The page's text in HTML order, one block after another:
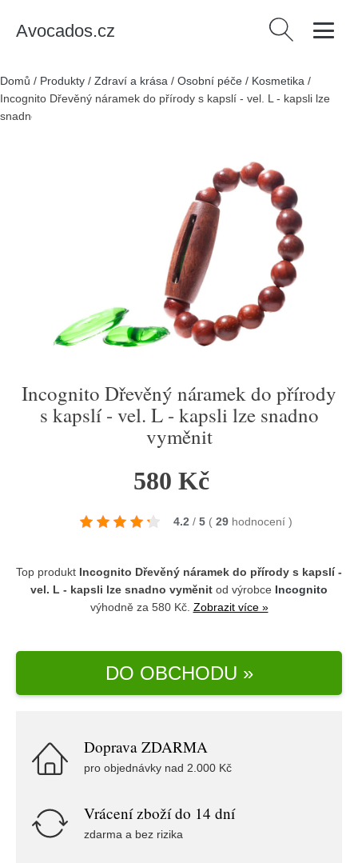
Avocados.cz Vyhledávání
Domů / Produkty / Zdraví a krása / Osobní péče / Kosmetika /
Incognito Dřevěný náramek do přírody s kapslí - vel. L - kapsli lze
snadno vyměnit
Incognito Dřevěný náramek do přírody
s kapslí - vel. L - kapsli lze snadno
vyměnit
580 Kč
4.2 / 5 ( 29 hodnocení )
Top produkt Incognito Dřevěný náramek do přírody s kapslí -
vel. L - kapsli lze snadno vyměnit od výrobce Incognito
výhodně za 580 Kč. Zobrazit více »
DO OBCHODU »
Doprava ZDARMA
pro objednávky nad 2.000 Kč
Vrácení zboží do 14 dní
zdarma a bez rizika